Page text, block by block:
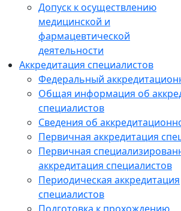
Допуск к осуществлению
медицинской и
фармацевтической
деятельности
Аккредитация специалистов
Федеральный
Общая информация об
специалистов
Сведения об
Первичная аккредитация
Первичная
аккредитация специалистов
Периодическая аккредитация
специалистов